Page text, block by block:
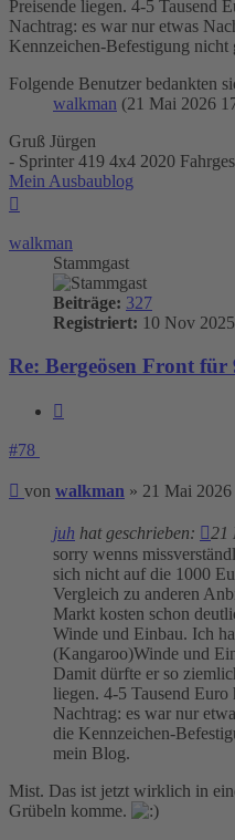
Preisende liegen. 4-5 Tausend
Nachtrag: es war nur etwas
Kennzeichen-Befestigung
Folgende Benutzer bedankten
walkman (21 Mai 2026
Gruß Jürgen
- Sprinter 419 4x4 2020
Mein Ausbaublog
walkman
Stammgast
Beiträge: 327
Registriert: 10 Nov
Re: Bergeösen Front für
#78
Beitrag
von walkman » 21 Mai
juh hat geschrieben: 21
sorry wenns
sich nicht auf die 1000
Vergleich zu anderen
Markt kosten schon
Winde und Einbau. Ich
(Kangaroo)Winde und
Damit dürfte er so
liegen. 4-5 Tausend
Nachtrag: es war nur
die Kennzeichen-
mein Blog.
Mist. Das ist jetzt wirklich in
Grübeln komme.